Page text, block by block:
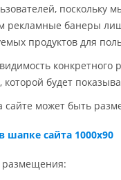
поскольку
рекламные банеры
продуктов для
конкретного
которой будет
сайте может быть
шапке сайта 1000x90
размещения: